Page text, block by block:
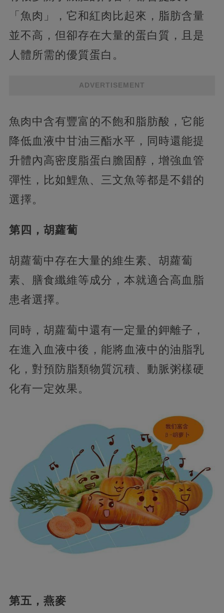
「魚肉」，它和紅肉比起來，脂肪含量
並不高，但卻存在大量的蛋白質，且是
人體所需的優質蛋白。
ADVERTISEMENT
魚肉中含有豐富的不飽和脂肪酸，它能
降低血液中甘油三酯水平，同時還能提
升體內高密度脂蛋白膽固醇，增強血管
彈性，比如鯉魚、三文魚等都是不錯的
選擇。
第四，胡蘿蔔
胡蘿蔔中存在大量的維生素、胡蘿蔔
素、膳食纖維等成分，本就適合高血脂
患者選擇。
同時，胡蘿蔔中還有一定量的鉀離子，
在進入血液中後，能將血液中的油脂乳
化，對預防脂類物質沉積、動脈粥樣硬
化有一定效果。
第五，燕麥